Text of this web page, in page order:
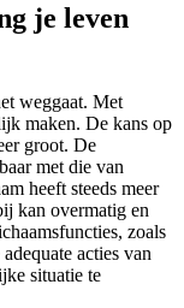
je leven
weggaat. Met
maken. De kans op
groot. De
met die van
heeft steeds meer
kan overmatig en
zoals
acties van
situatie te